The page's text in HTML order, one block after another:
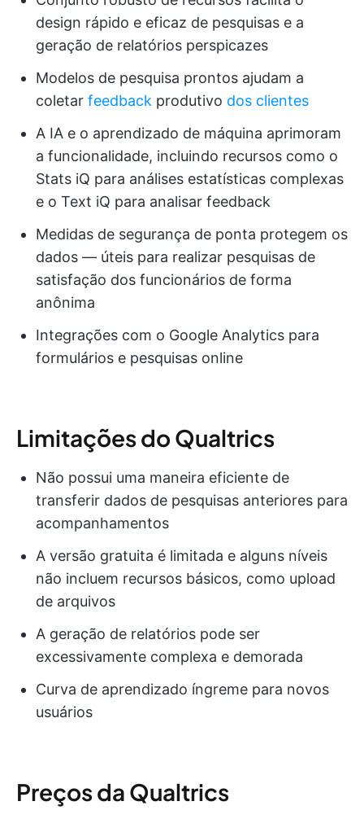
design rápido e eficaz de pesquisas e a
geração de relatórios perspicazes
Modelos de pesquisa prontos ajudam a
coletar feedback produtivo dos clientes
A IA e o aprendizado de máquina aprimoram
a funcionalidade, incluindo recursos como o
Stats iQ para análises estatísticas complexas
e o Text iQ para analisar feedback
Medidas de segurança de ponta protegem os
dados — úteis para realizar pesquisas de
satisfação dos funcionários de forma
anônima
Integrações com o Google Analytics para
formulários e pesquisas online
Limitações do Qualtrics
Não possui uma maneira eficiente de
transferir dados de pesquisas anteriores para
acompanhamentos
A versão gratuita é limitada e alguns níveis
não incluem recursos básicos, como upload
de arquivos
A geração de relatórios pode ser
excessivamente complexa e demorada
Curva de aprendizado íngreme para novos
usuários
Preços da Qualtrics